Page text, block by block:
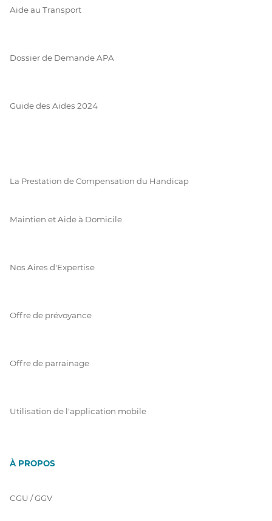
Aide au Transport
Dossier de Demande APA
Guide des Aides 2024
La Prestation de Compensation du Handicap
Maintien et Aide à Domicile
Nos Aires d'Expertise
Offre de prévoyance
Offre de parrainage
Utilisation de l'application mobile
À PROPOS
CGU / GGV